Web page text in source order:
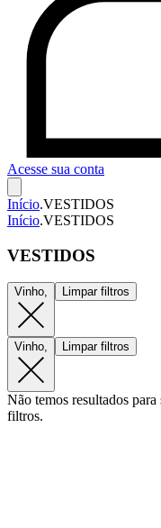
Acesse sua conta
Início.VESTIDOS
Início.VESTIDOS
VESTIDOS
Vinho, Limpar filtros
Vinho, Limpar filtros
Não temos resultados
filtros.